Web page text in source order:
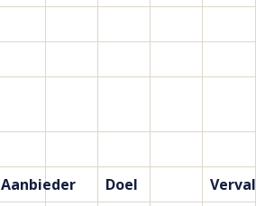
Aanbieder Doel